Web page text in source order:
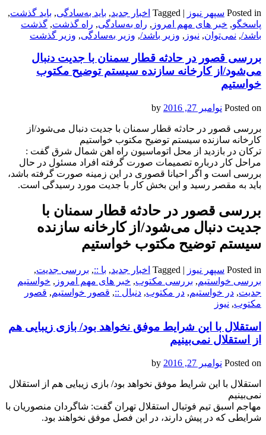
Posted in سپهر نیوز |
Tagged اخبار جدید, باید به‌سادگی, باید گذشت,
پاسخگو, خبر های مهم امروز , راه به‌سادگی, راه گذشت, گذشت
باشد/, نمی‌توان, نیوز , وزیر باشد/, وزیر به‌سادگی, وزیر گذشت
بررسی قصور در حادثه قطار سمنان با جدیت دنبال
می‌شود/از کارخانه سازنده سیستم توضیح مکتوب
خواستیم
Posted on نوامبر 27, 2016
بررسی قصور در حادثه قطار سمنان با جدیت دنبال می‌شود/از
کارخانه سازنده سیستم توضیح مکتوب خواستیم
ترکان در بازدید از محل اتوماسیون راه اهن شمال شرق گفت :
مراحل کار درباره تصمیمات صورت گرفته افراد مسئول در حال
بررسی است و اگر احیانا قصوری در این زمینه صورت گرفته باشد،
باید به مقصر رسید و این بخش کار با جدیت مورد رسیدگی است.
بررسی قصور در حادثه قطار سمنان با
جدیت دنبال می‌شود/از کارخانه سازنده
سیستم توضیح مکتوب خواستیم
Posted in سپهر نیوز |
Tagged اخبار جدید, با ::, بررسی جدیت,
بررسی خواستیم, بررسی مکتوب, خبر های مهم امروز , خواستیم
جدیت, در خواستیم, در مکتوب, دنبال ::, قصور خواستیم, قصور
مکتوب, نیوز
استقلال با این شرایط موفق نخواهد بود/ بازی زیبایی هم
از استقلال نمی‌بینیم
Posted on نوامبر 27, 2016
استقلال با این شرایط موفق نخواهد بود/ بازی زیبایی هم از استقلال
نمی‌بینیم
مهاجم اسبق تیم فوتبال استقلال تهران گفت: شاگردان منصوریان با
شرایطی که در پیش دارند، در این فصل موفق نخواهند بود.